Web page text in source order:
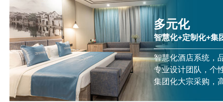
多元化
智慧化+定制化+集
智慧化酒店系统，
专业设计团队，个
集团化大宗采购，